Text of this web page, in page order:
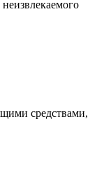
средствами,